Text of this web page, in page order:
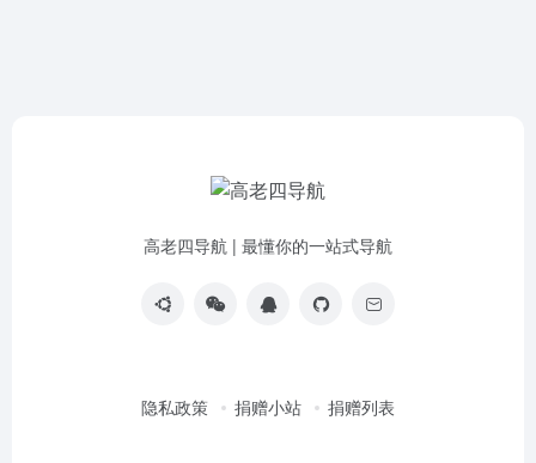
高老四导航 | 最懂你的一站式导航
隐私政策 捐赠小站 捐赠列表